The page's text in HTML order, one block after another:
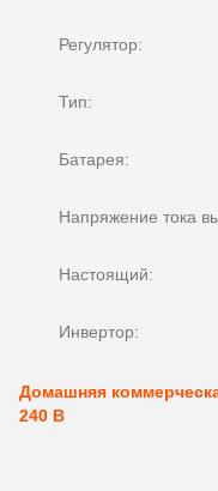
Регулятор:
Тип:
Батарея:
Напряжение тока
Настоящий:
Инвертор:
Домашняя
240 В